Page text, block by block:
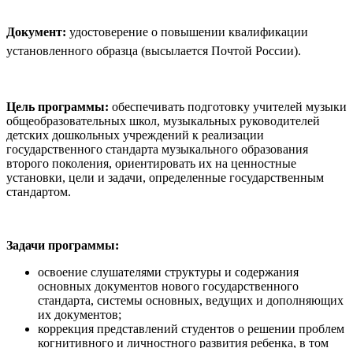
Документ: удостоверение о повышении квалификации
установленного образца (высылается Почтой России).
Цель программы: обеспечивать подготовку учителей музыки
общеобразовательных школ, музыкальных руководителей
детских дошкольных учреждений к реализации
государственного стандарта музыкального образования
второго поколения, ориентировать их на ценностные
установки, цели и задачи, определенные государственным
стандартом.
Задачи программы:
освоение слушателями структуры и содержания
основных документов нового государственного
стандарта, системы основных, ведущих и дополняющих
их документов;
коррекция представлений студентов о решении проблем
когнитивного и личностного развития ребенка, в том